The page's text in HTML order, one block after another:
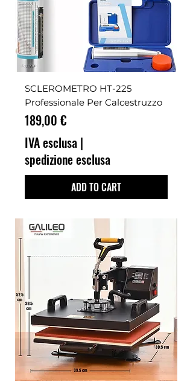
SCLEROMETRO HT-225
Professionale Per Calcestruzzo
Prezzo
189,00 €
IVA esclusa |
spedizione esclusa
ADD TO CART